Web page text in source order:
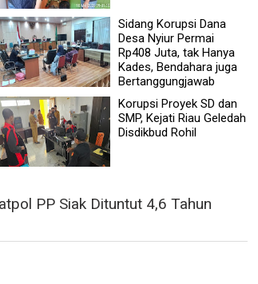
Sidang Korupsi Dana
Desa Nyiur Permai
Rp408 Juta, tak Hanya
Kades, Bendahara juga
Bertanggungjawab
Korupsi Proyek SD dan
SMP, Kejati Riau Geledah
Disdikbud Rohil
PP Siak Dituntut 4,6 Tahun